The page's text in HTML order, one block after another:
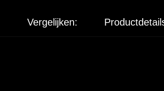
Vergelijken: